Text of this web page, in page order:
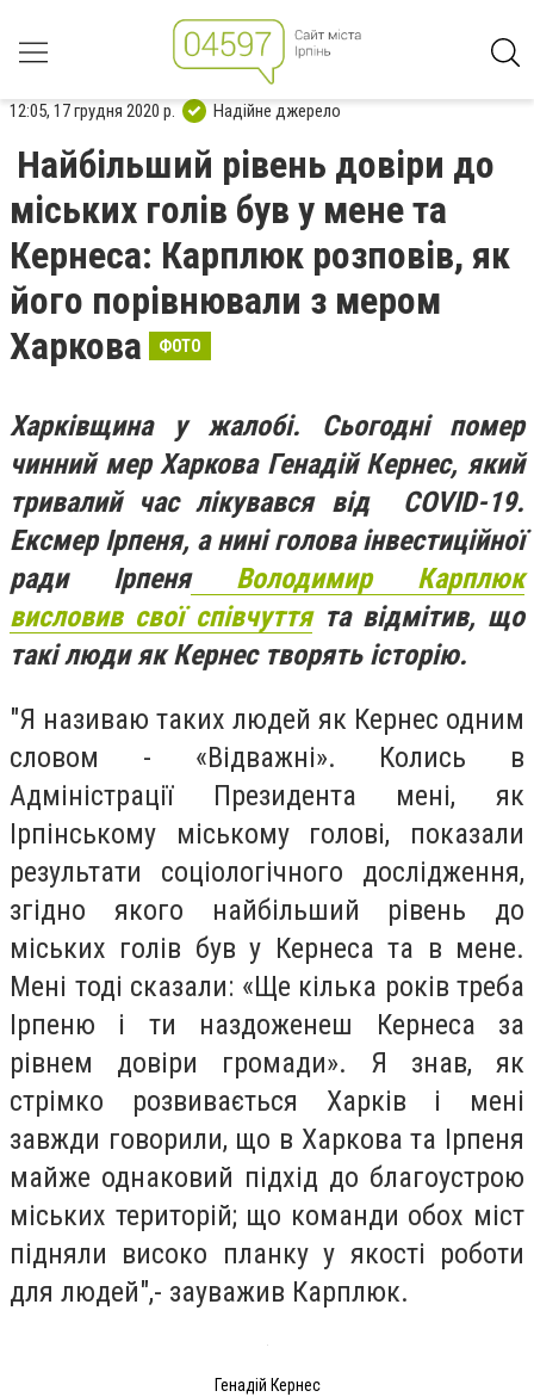
12:05, 17 грудня 2020 р. Надійне джерело
Найбільший рівень довіри до
міських голів був у мене та
Кернеса: Карплюк розповів, як
його порівнювали з мером
Харкова
ФОТО
Харківщина у жалобі. Сьогодні помер
чинний мер Харкова Генадій Кернес, який
тривалий час лікувався від COVID-19.
Ексмер Ірпеня, а нині голова інвестиційної
ради ІрпеняВолодимир Карплюк
висловив свої співчуттята відмітив, що
такі люди як Кернес творять історію.
"Я називаю таких людей як Кернес одним
словом - «Відважні». Колись в
Адміністрації Президента мені, як
Ірпінському міському голові, показали
результати соціологічного дослідження,
згідно якого найбільший рівень до
міських голів був у Кернеса та в мене.
Мені тоді сказали: «Ще кілька років треба
Ірпеню і ти наздоженеш Кернеса за
рівнем довіри громади». Я знав, як
стрімко розвивається Харків і мені
завжди говорили, що в Харкова та Ірпеня
майже однаковий підхід до благоустрою
міських територій; що команди обох міст
підняли високо планку у якості роботи
для людей",- зауважив Карплюк.
Генадій Кернес